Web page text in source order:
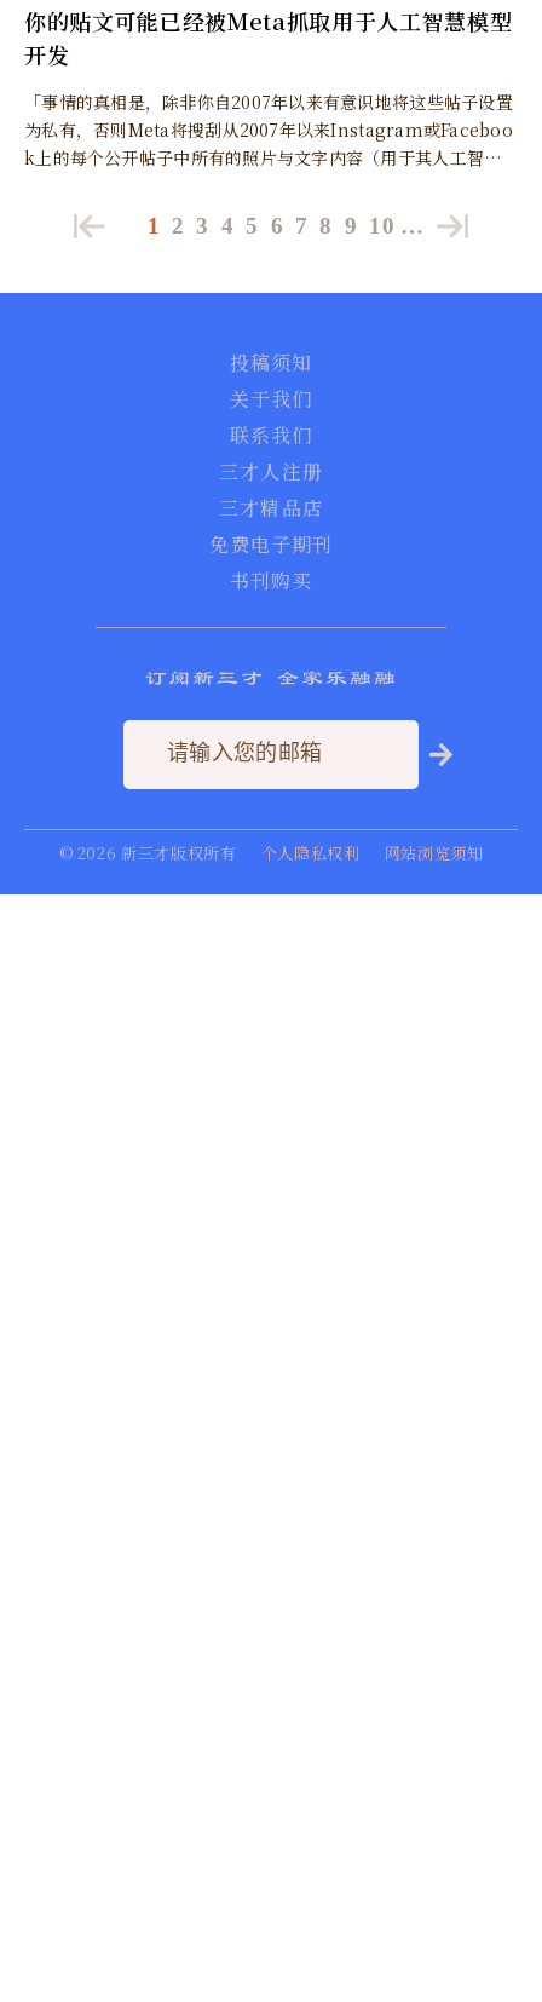
你的贴文可能已经被Meta抓取用于人工智慧模型
开发
「事情的真相是，除非你自2007年以来有意识地将这些帖子设置
为私有，否则Meta将搜刮从2007年以来Instagram或Faceboo
k上的每个公开帖子中所有的照片与文字内容（用于其人工智慧
1 2 3 4 5 6 7 8 9 10 …
投稿须知
关于我们
联系我们
三才人注册
三才精品店
免费电子期刊
书刊购买
订阅新三才 全家乐融融
© 2026 新三才版权所有 个人隐私权利 网站浏览须知